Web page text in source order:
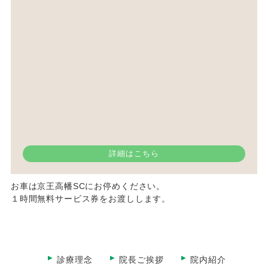
詳細はこちら
お車は京王高幡SCにお停めください。
１時間無料サービス券をお渡しします。
診療理念 院長ご挨拶 院内紹介